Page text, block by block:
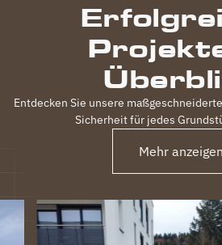
Entdecken Sie unsere
Sicherheit für jedes
Mehr anzeigen